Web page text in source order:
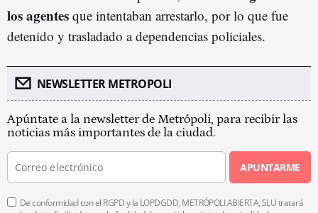
los agentes que intentaban arrestarlo, por lo que fue
detenido y trasladado a dependencias policiales.
NEWSLETTER METROPOLI
Apúntate a la newsletter de Metrópoli, para recibir las
noticias más importantes de la ciudad.
APUNTARME
De conformidad con el RGPD y la LOPDGDD, METRÓPOLI ABIERTA, SLU tratará